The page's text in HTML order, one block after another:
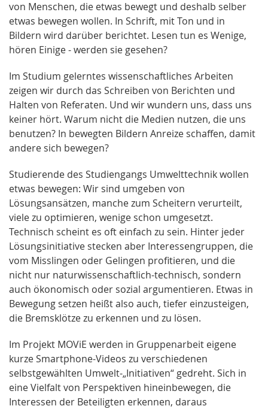
von Menschen, die etwas bewegt und deshalb selber
etwas bewegen wollen. In Schrift, mit Ton und in
Bildern wird darüber berichtet. Lesen tun es Wenige,
hören Einige - werden sie gesehen?
Im Studium gelerntes wissenschaftliches Arbeiten
zeigen wir durch das Schreiben von Berichten und
Halten von Referaten. Und wir wundern uns, dass uns
keiner hört. Warum nicht die Medien nutzen, die uns
benutzen? In bewegten Bildern Anreize schaffen, damit
andere sich bewegen?
Studierende des Studiengangs Umwelttechnik wollen
etwas bewegen: Wir sind umgeben von
Lösungsansätzen, manche zum Scheitern verurteilt,
viele zu optimieren, wenige schon umgesetzt.
Technisch scheint es oft einfach zu sein. Hinter jeder
Lösungsinitiative stecken aber Interessengruppen, die
vom Misslingen oder Gelingen profitieren, und die
nicht nur naturwissenschaftlich-technisch, sondern
auch ökonomisch oder sozial argumentieren. Etwas in
Bewegung setzen heißt also auch, tiefer einzusteigen,
die Bremsklötze zu erkennen und zu lösen.
Im Projekt MOViE werden in Gruppenarbeit eigene
kurze Smartphone-Videos zu verschiedenen
selbstgewählten Umwelt-„Initiativen“ gedreht. Sich in
eine Vielfalt von Perspektiven hineinbewegen, die
Interessen der Beteiligten erkennen, daraus